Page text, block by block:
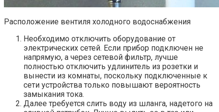
Расположение вентиля холодного водоснабжения
Необходимо отключить оборудование от
электрических сетей. Если прибор подключен не
напрямую, а через сетевой фильтр, лучше
полностью отключить удлинитель из розетки и
вынести из комнаты, поскольку подключенные к
сети устройства только повышают вероятность
замыкания тока.
Далее требуется слить воду из шланга, надетого на